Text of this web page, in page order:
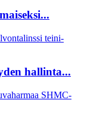
hallinta...